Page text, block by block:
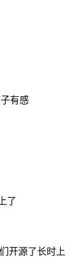
有感
了
开源了长时上